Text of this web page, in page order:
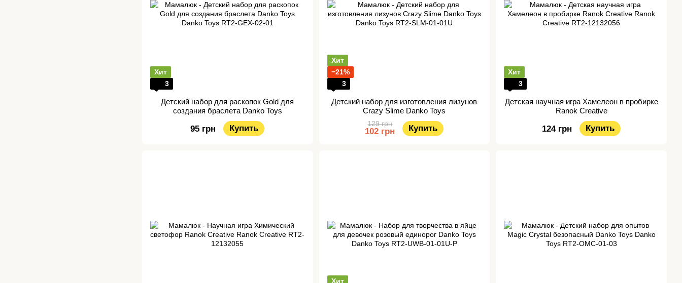
Хит
3
Детский набор для раскопок Gold для
создания браслета Danko Toys
95 грн Купить
Хит
−21%
3
Детский набор для изготовления лизунов
Crazy Slime Danko Toys
129 грн
102 грн Купить
Хит
3
Детская научная игра Хамелеон в пробирке
Ranok Creative
124 грн Купить
Хит